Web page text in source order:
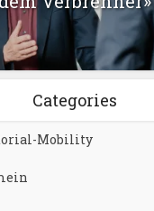
Categories
Mobility